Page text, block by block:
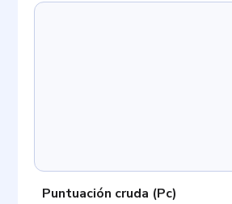
Puntuación cruda (Pc)